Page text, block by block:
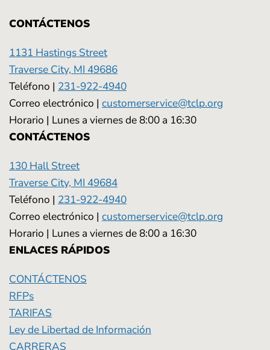
CONTÁCTENOS
1131 Hastings Street
Traverse City, MI 49686
Teléfono | 231-922-4940
Correo electrónico | customerservice@tclp.org
Horario | Lunes a viernes de 8:00 a 16:30
CONTÁCTENOS
130 Hall Street
Traverse City, MI 49684
Teléfono | 231-922-4940
Correo electrónico | customerservice@tclp.org
Horario | Lunes a viernes de 8:00 a 16:30
ENLACES RÁPIDOS
CONTÁCTENOS
RFPs
TARIFAS
Ley de Libertad de Información
CARRERAS